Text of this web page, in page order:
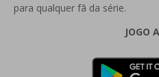
para qualquer fã da série.
JOGO